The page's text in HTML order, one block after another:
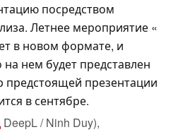
посредством
Летнее мероприятие «
в новом формате, и
нем будет представлен
предстоящей презентации
в сентябре.
DeepL / Ninh Duy),